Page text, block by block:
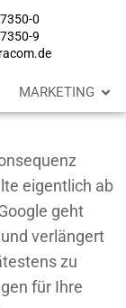
0
9
MARKETING
eigentlich ab
geht
verlängert
zu
für Ihre